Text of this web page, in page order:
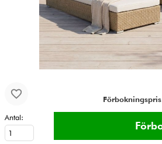
Förbokningspris
Antal: